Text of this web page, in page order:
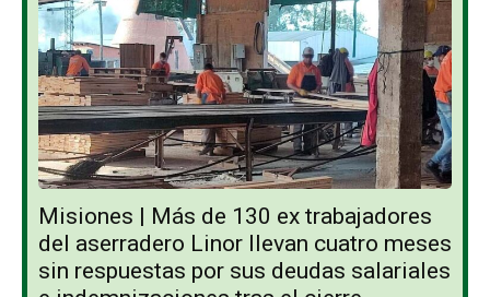
Misiones | Más de 130 ex trabajadores
del aserradero Linor llevan cuatro meses
sin respuestas por sus deudas salariales